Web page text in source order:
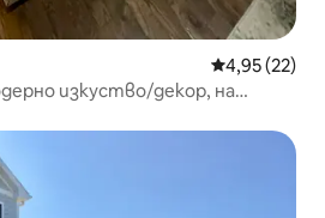
Средна
4,95 (22)
изкуство/декор, на